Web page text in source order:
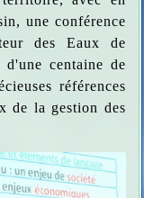
une conférence
des Eaux de
centaine de
références
de la gestion des